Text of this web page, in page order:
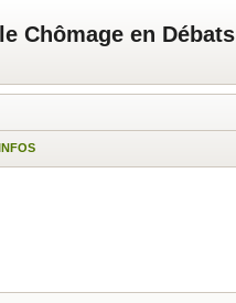
Chômage en Débats